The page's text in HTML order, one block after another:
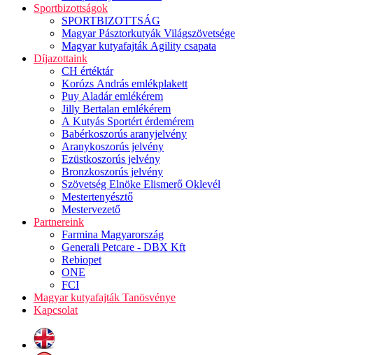
Sportbizottságok
SPORTBIZOTTSÁG
Magyar Pásztorkutyák Világszövetsége
Magyar kutyafajták Agility csapata
Díjazottaink
CH értéktár
Korózs András emlékplakett
Puy Aladár emlékérem
Jilly Bertalan emlékérem
A Kutyás Sportért érdemérem
Babérkoszorús aranyjelvény
Aranykoszorús jelvény
Ezüstkoszorús jelvény
Bronzkoszorús jelvény
Szövetség Elnöke Elismerő Oklevél
Mestertenyésztő
Mestervezető
Partnereink
Farmina Magyarország
Generali Petcare - DBX Kft
Rebiopet
ONE
FCI
Magyar kutyafajták Tanösvénye
Kapcsolat